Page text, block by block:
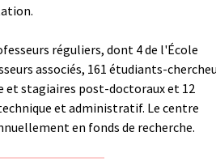
réguliers, dont 4 de l'École
associés, 161 étudiants-
et stagiaires post-doctoraux et 12
et administratif. Le centre
en fonds de recherche.